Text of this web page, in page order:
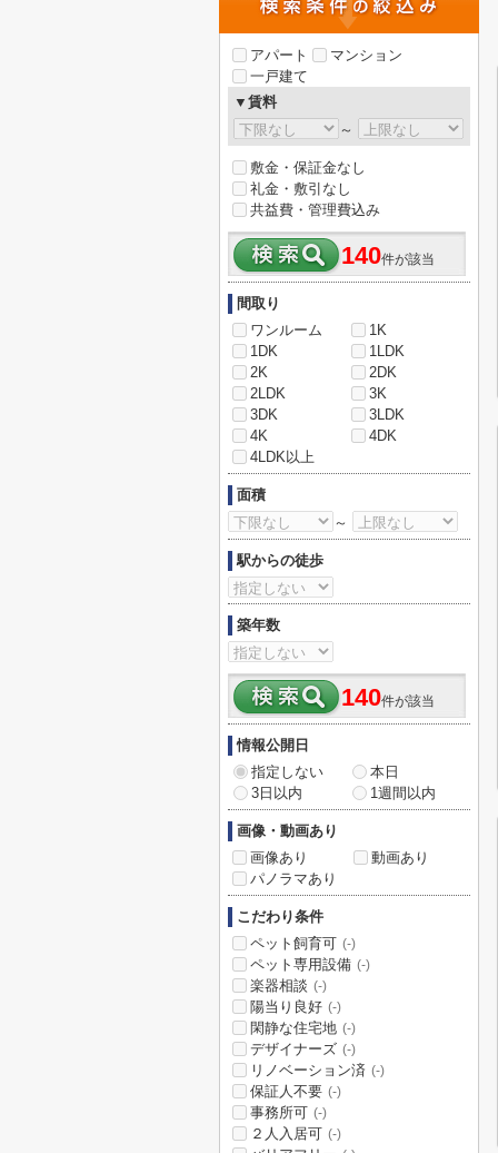
アパート
マンション
一戸建て
▼賃料
～
敷金・保証金なし
礼金・敷引なし
共益費・管理費込み
140件が該当
間取り
ワンルーム
1K
1DK
1LDK
2K
2DK
2LDK
3K
3DK
3LDK
4K
4DK
4LDK以上
面積
～
駅からの徒歩
築年数
140件が該当
情報公開日
指定しない
本日
3日以内
1週間以内
画像・動画あり
画像あり
動画あり
パノラマあり
こだわり条件
ペット飼育可 (-)
ペット専用設備 (-)
楽器相談 (-)
陽当り良好 (-)
閑静な住宅地 (-)
デザイナーズ (-)
リノベーション済 (-)
保証人不要 (-)
事務所可 (-)
２人入居可 (-)